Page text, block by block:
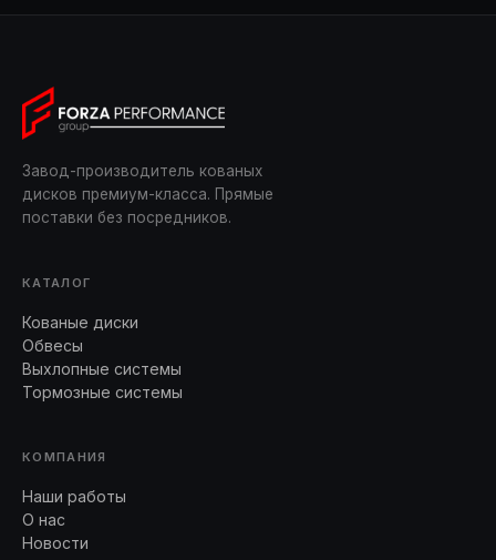
Завод-производитель кованых
дисков премиум-класса. Прямые
поставки без посредников.
КАТАЛОГ
Кованые диски
Обвесы
Выхлопные системы
Тормозные системы
КОМПАНИЯ
Наши работы
О нас
Новости